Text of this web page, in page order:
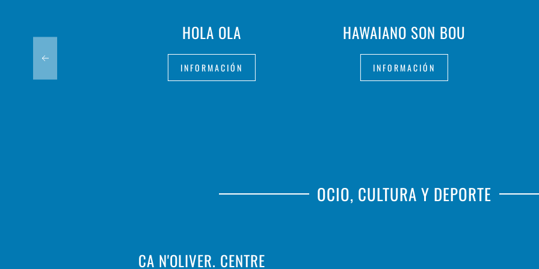
HOLA OLA
INFORMACIÓN
HAWAIANO SON BOU
INFORMACIÓN
OCIO, CULTURA Y DEPORTE
CA N'OLIVER. CENTRE